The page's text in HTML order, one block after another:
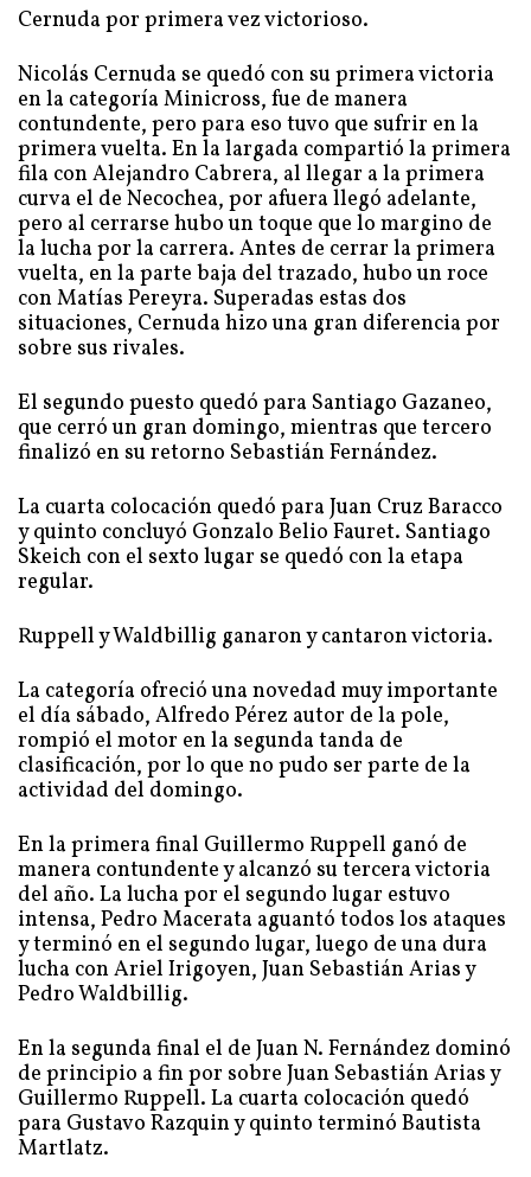
Cernuda por primera vez victorioso.
Nicolás Cernuda se quedó con su primera victoria
en la categoría Minicross, fue de manera
contundente, pero para eso tuvo que sufrir en la
primera vuelta. En la largada compartió la primera
fila con Alejandro Cabrera, al llegar a la primera
curva el de Necochea, por afuera llegó adelante,
pero al cerrarse hubo un toque que lo margino de
la lucha por la carrera. Antes de cerrar la primera
vuelta, en la parte baja del trazado, hubo un roce
con Matías Pereyra. Superadas estas dos
situaciones, Cernuda hizo una gran diferencia por
sobre sus rivales.
El segundo puesto quedó para Santiago Gazaneo,
que cerró un gran domingo, mientras que tercero
finalizó en su retorno Sebastián Fernández.
La cuarta colocación quedó para Juan Cruz Baracco
y quinto concluyó Gonzalo Belio Fauret. Santiago
Skeich con el sexto lugar se quedó con la etapa
regular.
Ruppell y Waldbillig ganaron y cantaron victoria.
La categoría ofreció una novedad muy importante
el día sábado, Alfredo Pérez autor de la pole,
rompió el motor en la segunda tanda de
clasificación, por lo que no pudo ser parte de la
actividad del domingo.
En la primera final Guillermo Ruppell ganó de
manera contundente y alcanzó su tercera victoria
del año. La lucha por el segundo lugar estuvo
intensa, Pedro Macerata aguantó todos los ataques
y terminó en el segundo lugar, luego de una dura
lucha con Ariel Irigoyen, Juan Sebastián Arias y
Pedro Waldbillig.
En la segunda final el de Juan N. Fernández dominó
de principio a fin por sobre Juan Sebastián Arias y
Guillermo Ruppell. La cuarta colocación quedó
para Gustavo Razquin y quinto terminó Bautista
Martlatz.